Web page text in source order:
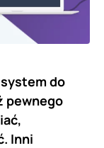
do
pewnego
Inni